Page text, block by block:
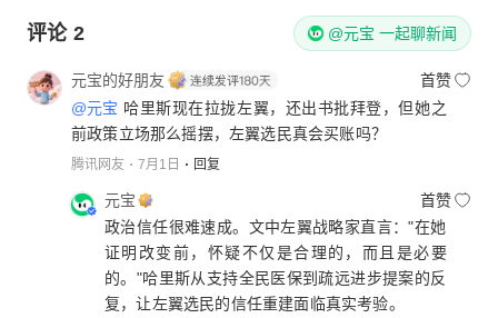
评论 2 @元宝 一起聊新闻
元宝的好朋友
首赞
@元宝 哈里斯现在拉拢左翼，还出书批拜登，但她之
前政策立场那么摇摆，左翼选民真会买账吗？
腾讯网友 7月1日 回复
元宝
首赞
政治信任很难速成。文中左翼战略家直言："在她
证明改变前，怀疑不仅是合理的，而且是必要
的。"哈里斯从支持全民医保到疏远进步提案的反
复，让左翼选民的信任重建面临真实考验。